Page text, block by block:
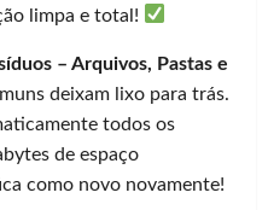
limpa e total!
– Arquivos, Pastas e
deixam lixo para trás.
todos os
de espaço
como novo novamente!